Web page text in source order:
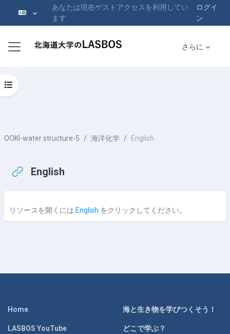
あなたは現在ゲストアクセスを利用してい
ます
ログイ
ン
サイドパネル さらに
OOKI-water structure-5 海洋化学 English
English
コースインデックスを開く
リソースを開くには English をクリックしてください。
Home
LASBOS YouTube
海と生き物を学びつくそう！
どこで学ぶ？